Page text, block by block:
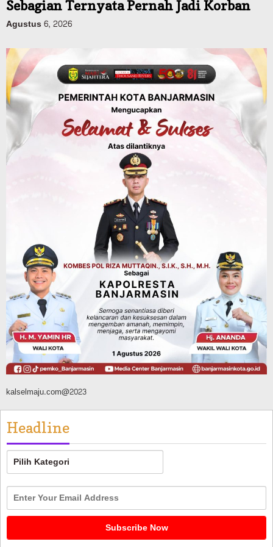
Dinas PUPR Kalsel
Pemerintah Janji Tingkatkan Fasilitas
Keselamatan Jalan Alternatif
Banjarbaru–Batulicin
Agustus 6, 2026
Dinas Kehutanan Kalsel
Tahura Sultan Adam Sempat Alami
Kebakaran Lahan, Api Berhasil
Dipadamkan, Kadishut Kalsel
Memimpin Langsung Aksi di Lapangan
Advertorial Pemkab Balangan
Silaturahmi ke DPRD Balangan, Kapolres
AKBP Arif Mansyur Perkuat Koordinasi
Keamanan Daerah
Agustus 6, 2026
kalselmaju.com@2023
Headline
Headline